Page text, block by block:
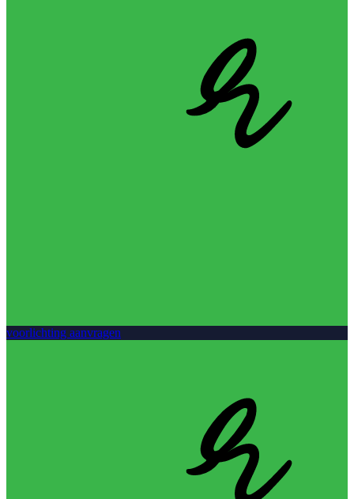
voorlichting aanvragen